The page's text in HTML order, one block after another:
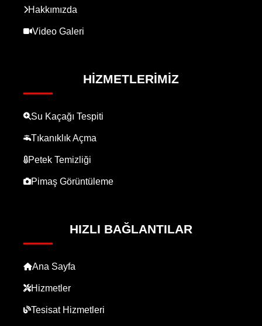
Hakkımızda
Video Galeri
HIZMETLERIMIZ
Su Kaçağı Tespiti
Tıkanıklık Açma
Petek Temizliği
Pimaş Görüntüleme
HIZLI BAĞLANTILAR
Ana Sayfa
Hizmetler
Tesisat Hizmetleri